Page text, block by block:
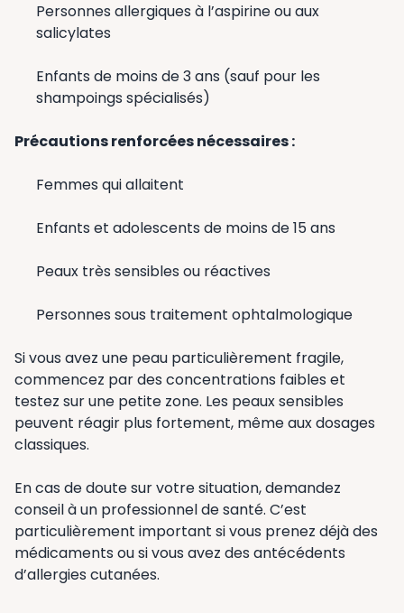
Personnes allergiques à l’aspirine ou aux
salicylates
Enfants de moins de 3 ans (sauf pour les
shampoings spécialisés)
Précautions renforcées nécessaires :
Femmes qui allaitent
Enfants et adolescents de moins de 15 ans
Peaux très sensibles ou réactives
Personnes sous traitement ophtalmologique
Si vous avez une peau particulièrement fragile,
commencez par des concentrations faibles et
testez sur une petite zone. Les peaux sensibles
peuvent réagir plus fortement, même aux dosages
classiques.
En cas de doute sur votre situation, demandez
conseil à un professionnel de santé. C’est
particulièrement important si vous prenez déjà des
médicaments ou si vous avez des antécédents
d’allergies cutanées.